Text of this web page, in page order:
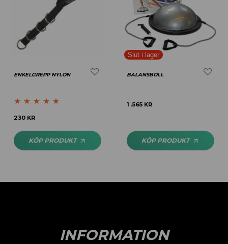
ENKELGREPP NYLON
Betygsatt
230 KR
KÖP PRODUKT
BALANSBOLL
1 .565 KR
KÖP PRODUKT
INFORMATION